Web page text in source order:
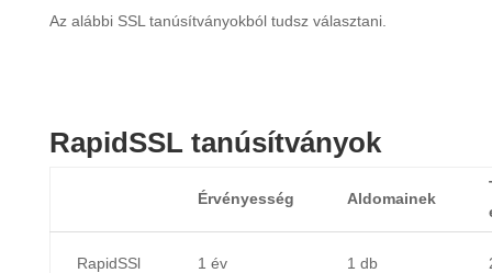
Az alábbi SSL tanúsítványokból tudsz választani.
RapidSSL tanúsítványok
Érvényesség Aldomainek
RapidSSl 1 év 1 db